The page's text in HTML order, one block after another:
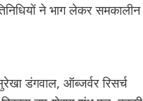
ने भाग लेकर समकालीन
डंगवाल, ऑब्जर्वर रिसर्च